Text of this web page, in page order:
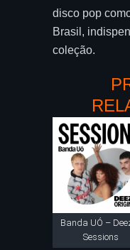
disco pop
Brasil,
coleção.
Banda UÓ –
Sessions